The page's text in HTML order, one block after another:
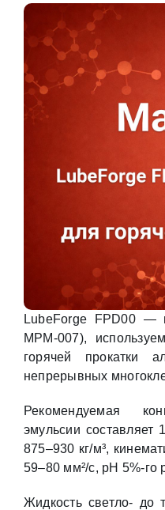
LubeForge FPD00 —
MPM-007),
горячей прокатки
непрерывных
Рекомендуемая
эмульсии составляет
875–930 кг/м³,
59–80 мм²/с, pH 5%-го
Жидкость светло- до